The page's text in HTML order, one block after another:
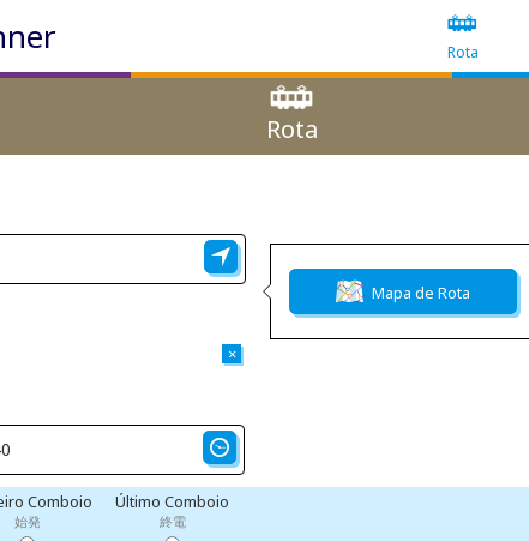
Rota
Rota
×
Mapa de Rota
Comboio
始発
Último Comboio
終電